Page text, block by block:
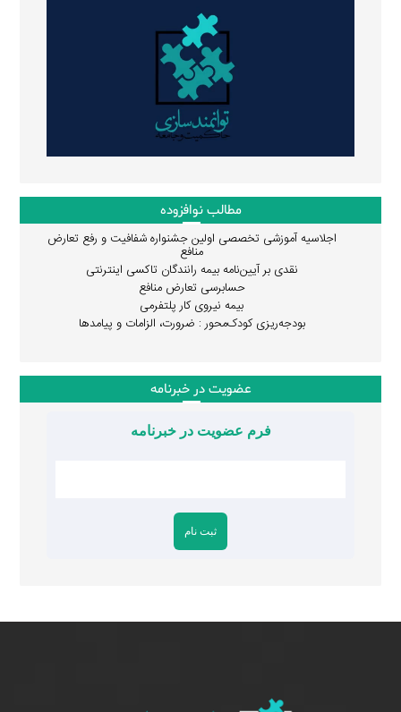
مطالب نوافزوده
اجلاسیه آموزشی تخصصی اولین جشنواره شفافیت و رفع تعارض
منافع
نقدی بر آیین‌نامه بیمه رانندگان تاکسی اینترنتی
حسابرسی تعارض منافع
بیمه نیروی کار پلتفرمی
بودجه‌ریزی کودک‌محور : ضرورت، الزامات و پیامدها
عضویت در خبرنامه
فرم عضویت در خبرنامه